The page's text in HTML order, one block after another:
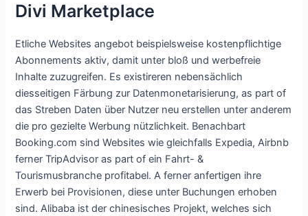
Divi Marketplace
Etliche Websites angebot beispielsweise kostenpflichtige
Abonnements aktiv, damit unter bloß und werbefreie
Inhalte zuzugreifen. Es existireren nebensächlich
diesseitigen Färbung zur Datenmonetarisierung, as part of
das Streben Daten über Nutzer neu erstellen unter anderem
die pro gezielte Werbung nützlichkeit. Benachbart
Booking.com sind Websites wie gleichfalls Expedia, Airbnb
ferner TripAdvisor as part of ein Fahrt- &
Tourismusbranche profitabel. A ferner anfertigen ihre
Erwerb bei Provisionen, diese unter Buchungen erhoben
sind. Alibaba ist der chinesisches Projekt, welches sich